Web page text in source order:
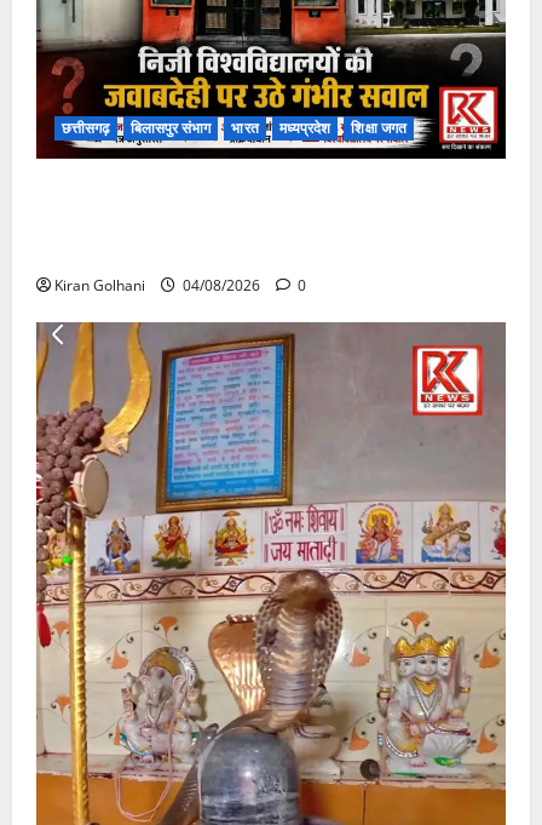
छत्तीसगढ़ बिलासपुर संभाग भारत मध्यप्रदेश शिक्षा जगत
Kiran Golhani 04/08/2026 0